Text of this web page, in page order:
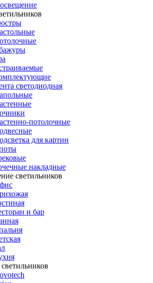
светодиодная
потолочные
для картин
накладные
светильников
и бар